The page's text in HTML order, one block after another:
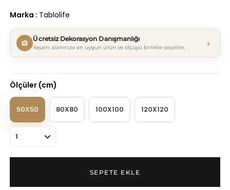
Marka : Tablolife
Ücretsiz Dekorasyon Danışmanlığı
Yaşam alanınıza en uygun ürün ve ölçüyü birlikte seçelim. ›
Ölçüler (cm)
50X50 80X80 100X100 120X120